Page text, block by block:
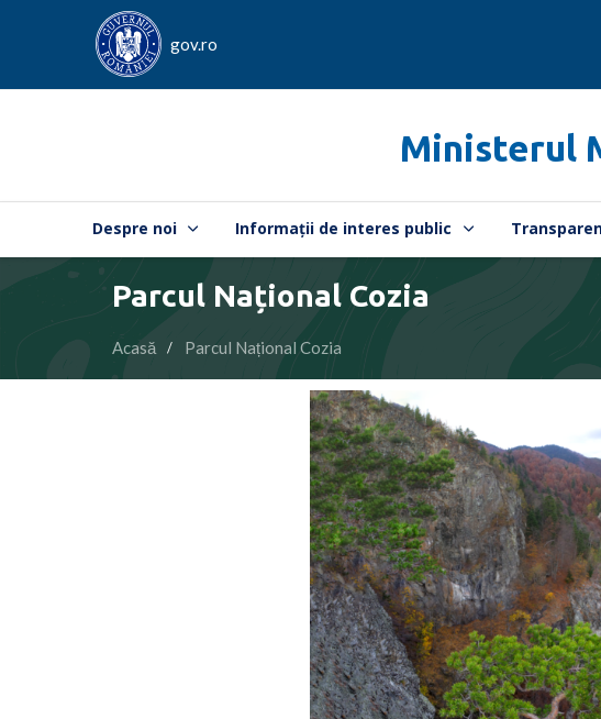
gov.ro
Ministerul
Despre noi Informații de interes public
Parcul Național Cozia
Acasă Parcul Național Cozia